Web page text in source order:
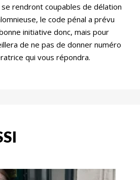
se rendront coupables de délation
le code pénal a prévu
initiative donc, mais pour
de ne pas de donner numéro
qui vous répondra.